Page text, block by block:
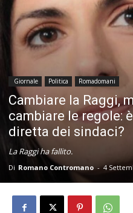
Giornale Politica Romadomani
Cambiare la Raggi,
cambiare le regole:
diretta dei sindaci?
La Raggi ha fallito.
Di Romano Contromano - 4